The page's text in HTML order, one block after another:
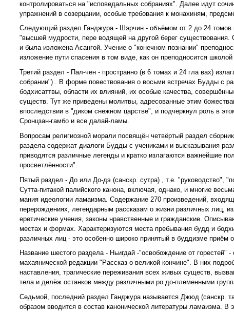
контролироваться на "исповедальных собраниях". Далее идут
упражнений в созерцании, особые требования к монахиням,
Следующий раздел Ганджура - Шэрчин - объёмом от 2 до 24 томов
"высшей мудрости, пере водящей на другой берег существования.
и была изложена Асангой. Учение о "конечном познании"
изложение пути спасения в том виде, как он преподносится
Третий раздел - Пал-чен - пространно (в 6 томах и 24 гла вах)
собрании") . В форме повествования о восьми встречах Будды с
бодхисаттвы, области их влияний, их особые качества,
существ. Тут же приведены молитвы, адресованные этим
впоследствии в "диком снежном царстве", и подчеркнул роль в
Сронцзан-гамбо и все далай-ламы.
Вопросам религиозной морали посвящён четвёртый раздел
раздела содержат диалоги Будды с учениками и высказывания
приводятся различные легенды и кратко излагаются важнейшие
просветлённости".
Пятый раздел - До или До-дэ (санскр. сутра) , т.е. "руководство",
Сутта-питакой палийского канона, включая, однако, и многие
мания идеологии ламаизма. Содержание 270 произведений,
перерождениях, легендарным рассказам о жизни различных лиц,
еретические учения, законы нравственные и гражданские.
местах и формах. Характеризуются места пребывания будд и
различных лиц - это особенно широко принятый в буддизме приём
Название шестого раздела - Ньигдай -"освобождение от
махаянической редакции "Рассказ о великой кончине". В них
наставления, трагические переживания всех живых существ,
тела и делёж останков между различными ро до-племенными
Седьмой, последний раздел Ганджура называется Джюд (санскр.
образом вводится в состав канонической литературы ламаизма.